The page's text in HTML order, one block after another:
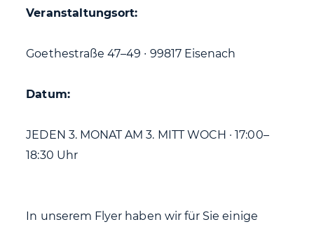
Veranstaltungsort:
Goethestraße 47–49 ∙ 99817 Eisenach
Datum:
JEDEN 3. MONAT AM 3. MITT WOCH · 17:00–
18:30 Uhr
In unserem Flyer haben wir für Sie einige